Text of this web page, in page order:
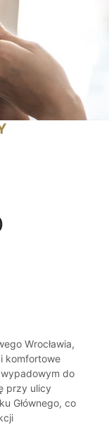
Wrocławia,
komfortowe
do
przy ulicy
Głównego, co